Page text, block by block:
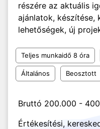
részére az aktuális
ajánlatok, készítése,
lehetőségek, új
Teljes munkaidő 8 óra
Általános Beosztott
Bruttó 200.000 -
Értékesítési,